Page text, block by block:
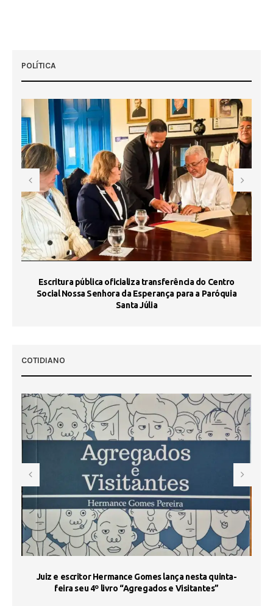
POLÍTICA
Escritura pública oficializa transferência do Centro
Social Nossa Senhora da Esperança para a Paróquia
Santa Júlia
COTIDIANO
Juiz e escritor Hermance Gomes lança nesta quinta-
feira seu 4º livro “Agregados e Visitantes”